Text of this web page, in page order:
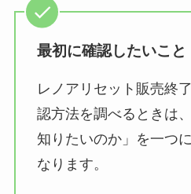
最初に確認したいこと
レノアリセット販売終
認方法を調べるときは
知りたいのか」を一つ
なります。